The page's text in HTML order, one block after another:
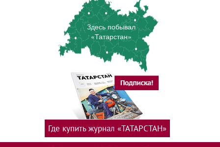
Здесь побывал
«Татарстан»
Где купить журнал «ТАТАРСТАН»